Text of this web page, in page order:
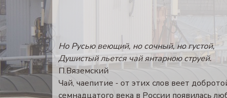
Но Русью веющий, но сочный, но густой,
Душистый льется чай янтарною струей.
П.Вяземский
Чай, чаепитие - от этих слов веет
семнадцатого века в России появилась